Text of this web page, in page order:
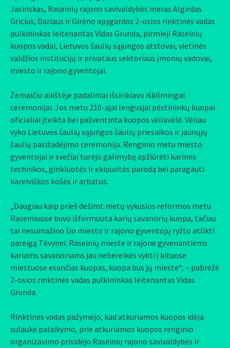
Jasinskas, Raseinių rajono savivaldybės meras Algirdas
Gricius, Dariaus ir Girėno apygardos 2-osios rinktinės vadas
pulkininkas leitenantas Vidas Grunda, pirmieji Raseinių
kuopos vadai, Lietuvos šaulių sąjungos atstovai, vietinės
valdžios institucijų ir privataus sektoriaus įmonių vadovai,
miesto ir rajono gyventojai.
Žemaičio aikštėje padaliniai išsirikiavo iškilmingai
ceremonijai. Jos metu 210-ajai lengvajai pėstininkų kuopai
oficialiai įteikta bei pašventinta kuopos vėliavėlė. Vėliau
vyko Lietuvos šaulių sąjungos šaulių priesaikos ir jaunųjų
šaulių pasižadėjimo ceremonija. Renginio metu miesto
gyventojai ir svečiai turėjo galimybę apžiūrėti karinės
technikos, ginkluotės ir ekipuotės parodą bei paragauti
kareiviškos košės ir arbatos.
„Daugiau kaip prieš dešimt metų vykusios reformos metu
Raseiniuose buvo išformuota karių savanorių kuopa, tačiau
tai nesumažino šio miesto ir rajono gyventojų ryžto atlikti
pareigą Tėvynei. Raseinių mieste ir rajone gyvenantiems
kariams savanoriams jau nebereikės vykti į kituose
miestuose esančias kuopas, kuopa bus jų mieste“, – pabrėžė
2-osios rinktinės vadas pulkininkas leitenantas Vidas
Grunda.
Rinktinės vadas pažymėjo, kad atkuriamos kuopos idėja
sulaukė palaikymo, prie atkuriamos kuopos renginio
organizavimo prisidėjo Raseinių rajono savivaldybės ir